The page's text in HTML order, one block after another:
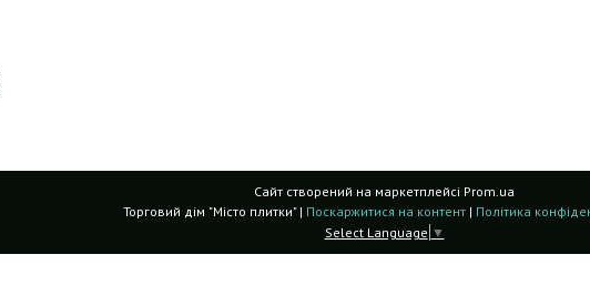
Сайт створений на маркетплейсі Prom.ua
Торговий дім "Місто плитки" | Поскаржитися на контент | Політика
Select Language ▼